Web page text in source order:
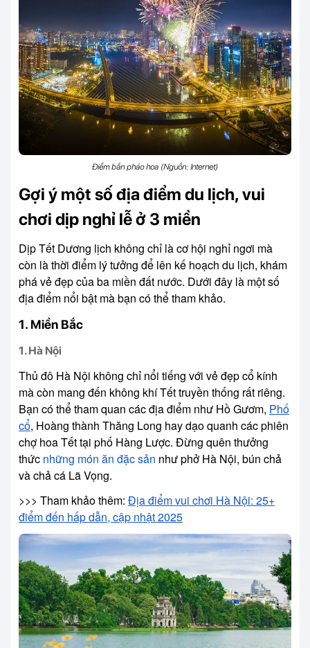
Điểm bắn pháo hoa (Nguồn: Internet)
Gợi ý một số địa điểm du lịch, vui
chơi dịp nghỉ lễ ở 3 miền
Dịp Tết Dương lịch không chỉ là cơ hội nghỉ ngơi mà
còn là thời điểm lý tưởng để lên kế hoạch du lịch, khám
phá vẻ đẹp của ba miền đất nước. Dưới đây là một số
địa điểm nổi bật mà bạn có thể tham khảo.
1. Miền Bắc
1. Hà Nội
Thủ đô Hà Nội không chỉ nổi tiếng với vẻ đẹp cổ kính
mà còn mang đến không khí Tết truyền thống rất riêng.
Bạn có thể tham quan các địa điểm như Hồ Gươm, Phố
cổ, Hoàng thành Thăng Long hay dạo quanh các phiên
chợ hoa Tết tại phố Hàng Lược. Đừng quên thưởng
thức những món ăn đặc sản như phở Hà Nội, bún chả
và chả cá Lã Vọng.
>>> Tham khảo thêm: Địa điểm vui chơi Hà Nội: 25+
điểm đến hấp dẫn, cập nhật 2025